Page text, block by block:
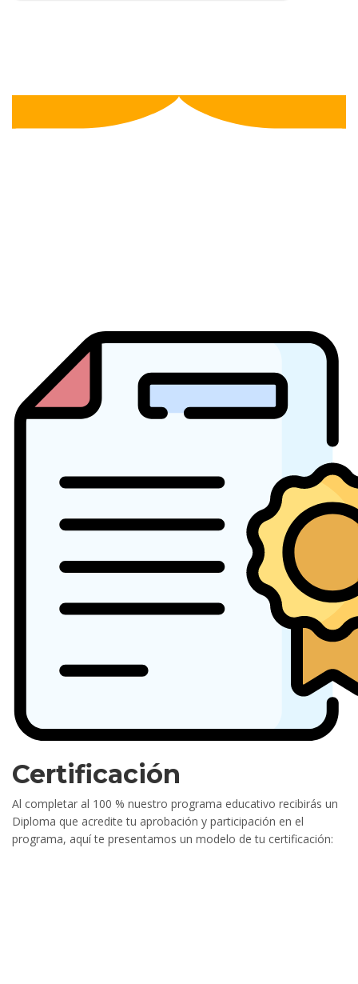
Certificación
Al completar al 100 % nuestro programa educativo recibirás un
Diploma que acredite tu aprobación y participación en el
programa, aquí te presentamos un modelo de tu certificación: